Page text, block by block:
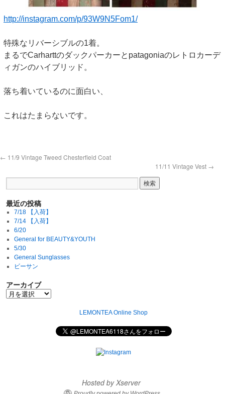
http://instagram.com/p/93W9N5Fom1/
特殊なリバーシブルの1着。
まるでCarharttのダックパーカーとpatagoniaのレトロカーデ
ィガンのハイブリッド。
落ち着いているのに面白い、
これはたまらないです。
← 11/9 Vintage Tweed Chesterfield Coat
11/11 Vintage Vest →
最近の投稿
7/18 【入荷】
7/14 【入荷】
6/20
General for BEAUTY&YOUTH
5/30
General Sunglasses
ビーサン
アーカイブ
LEMONTEA Online Shop
Hosted by Xserver